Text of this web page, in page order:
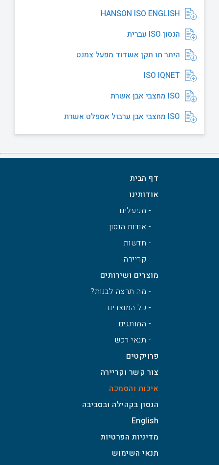
HANSON ISO ENGLISH
הנסון ISO עברית
היתר תו תקן אשדוד מפעל צמנט
ISO IQNET
ISO מחצבי אבן אשרת
ISO מחצבי אבן ערבול אספלט אשרת
דף הבית
אודותינו
- מפעלים
- אודות הנסון
- חדשות
- קריירה
מוצרים ושירותים
- מה תרצה לבנות?
- כל המוצרים
- המותגים
- תנאי רכש
פרויקטים
צור קשר וקריירה
איכות והסמכה
הנסון בקהילה ובסביבה
English
מדיניות הפרטיות
תנאי השימוש